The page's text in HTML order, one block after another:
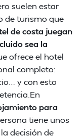
suelen estar
de turismo que
de costa juegan
sea la
ofrece el hotel
completo:
y con esto
para
tiene unos
decisión de